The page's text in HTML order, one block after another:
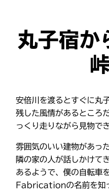
丸子宿か
安倍川を渡るとすぐに丸
残した風情があるところ
っくり走りながら見物でき
雰囲気のいい建物があっ
隣の家の人が話しかけて
あるようで、僕の自転
Fabricationの名前を知